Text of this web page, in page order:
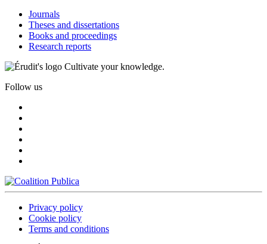
Journals
Theses and dissertations
Books and proceedings
Research reports
Cultivate your knowledge.
Follow us
Privacy policy
Cookie policy
Terms and conditions